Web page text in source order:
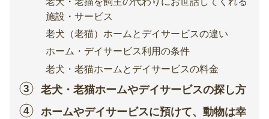
施設・サービス
老犬（老猫）ホームとデイサービスの違い
ホーム・デイサービス利用の条件
老犬・老猫ホームとデイサービスの料金
老犬・老猫ホームやデイサービスの探し方
ホームやデイサービスに預けて、動物は幸